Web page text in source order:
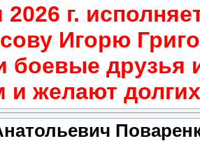
2026 г.
Игорю
боевые друзья
и желают